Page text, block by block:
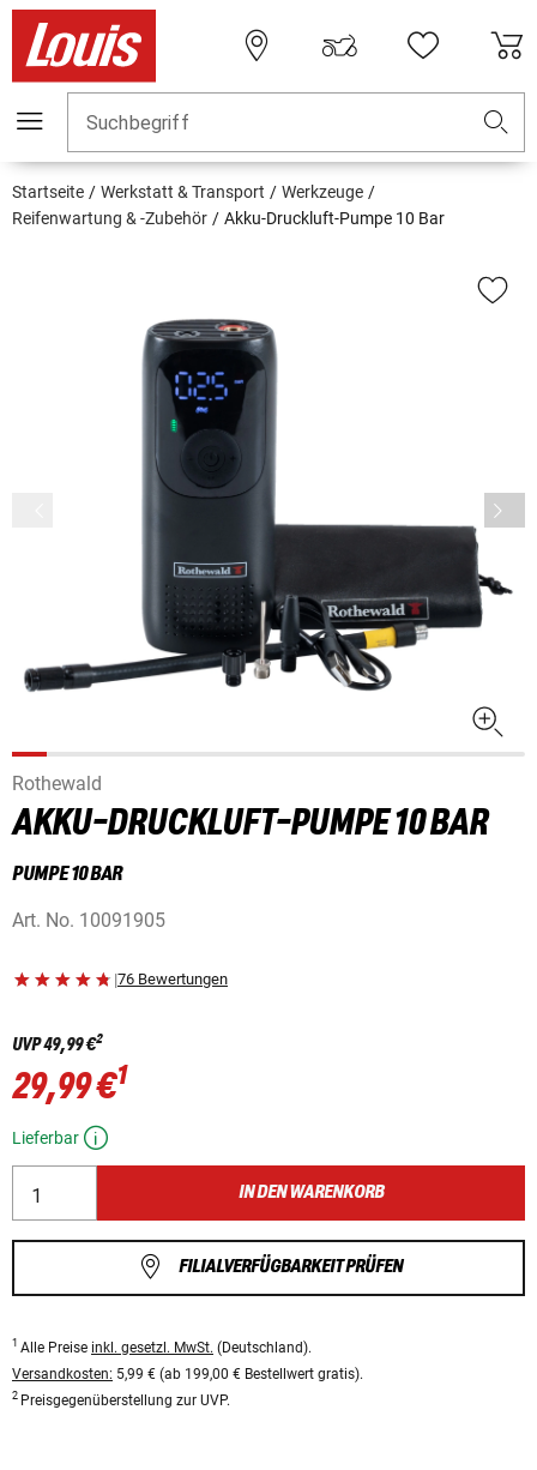
Suchbegriff
Startseite Werkstatt & Transport
Werkzeuge
Reifenwartung & -Zubehör
Akku-Druckluft-Pumpe 10 Bar
Rothewald
AKKU-DRUCKLUFT-PUMPE 10 BAR
PUMPE 10 BAR
Art. No. 10091905
|76 Bewertungen
UVP49,99 €2
29,99 €1
Lieferbar
IN DEN WARENKORB
FILIALVERFÜGBARKEIT PRÜFEN
1 Alle Preise inkl. gesetzl. MwSt. (Deutschland).
Versandkosten: 5,99 € (ab 199,00 € Bestellwert gratis).
2 Preisgegenüberstellung zur UVP.